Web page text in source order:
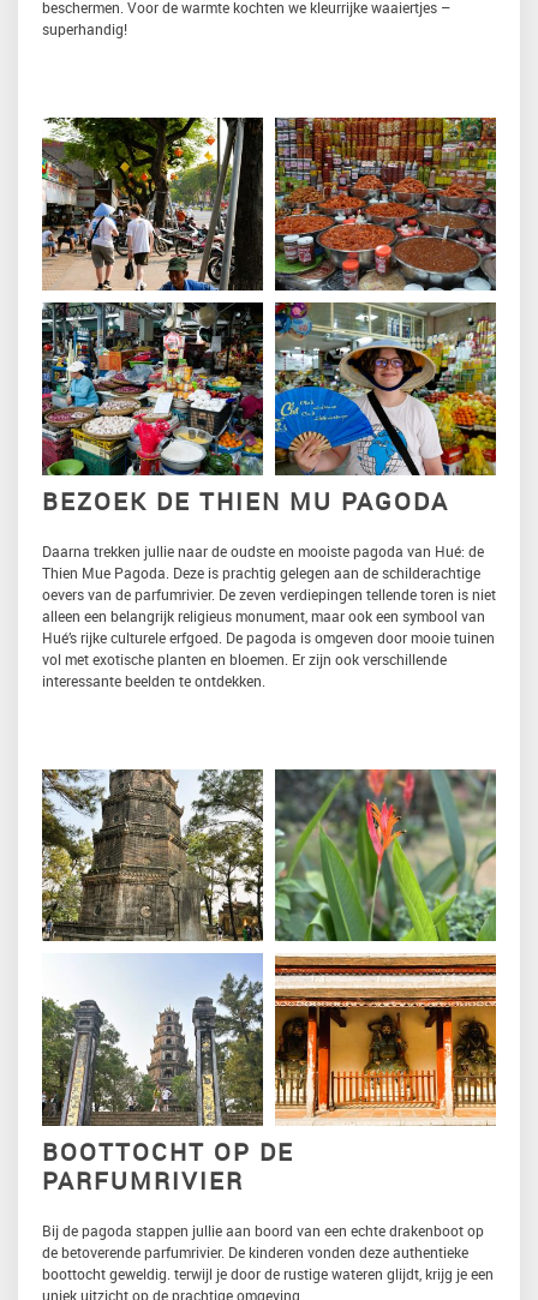
beschermen. Voor de warmte kochten we kleurrijke waaiertjes –
superhandig!
BEZOEK DE THIEN MU PAGODA
Daarna trekken jullie naar de oudste en mooiste pagoda van Hué: de
Thien Mue Pagoda. Deze is prachtig gelegen aan de schilderachtige
oevers van de parfumrivier. De zeven verdiepingen tellende toren is niet
alleen een belangrijk religieus monument, maar ook een symbool van
Hué’s rijke culturele erfgoed. De pagoda is omgeven door mooie tuinen
vol met exotische planten en bloemen. Er zijn ook verschillende
interessante beelden te ontdekken.
BOOTTOCHT OP DE
PARFUMRIVIER
Bij de pagoda stappen jullie aan boord van een echte drakenboot op
de betoverende parfumrivier. De kinderen vonden deze authentieke
boottocht geweldig. terwijl je door de rustige wateren glijdt, krijg je een
uniek uitzicht op de prachtige omgeving.